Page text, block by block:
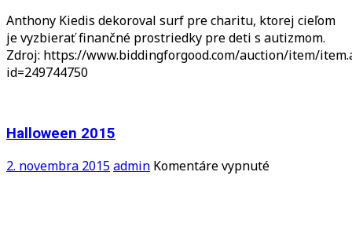
Kiedis
dekoroval
surf
Anthony Kiedis dekoroval surf pre charitu, ktorej cieľom
je vyzbierať finančné prostriedky pre deti s autizmom.
Zdroj: https://www.biddingforgood.com/auction/item/
id=249744750
Halloween 2015
2. novembra 2015admin Komentáre vypnuténa